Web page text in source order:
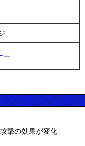
ー
撃の効果が変化